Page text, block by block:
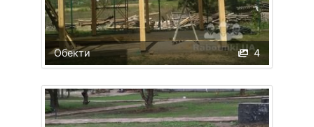
4
Обекти